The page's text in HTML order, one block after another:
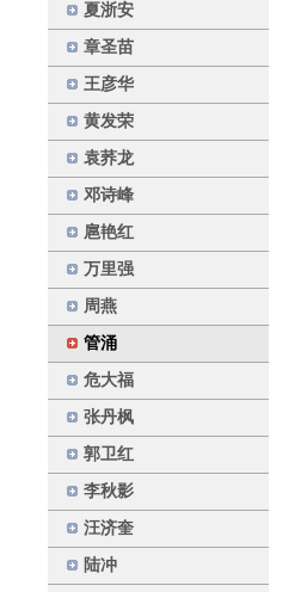
夏浙安
章圣苗
王彦华
黄发荣
袁荞龙
邓诗峰
扈艳红
万里强
周燕
管涌
危大福
张丹枫
郭卫红
李秋影
汪济奎
陆冲